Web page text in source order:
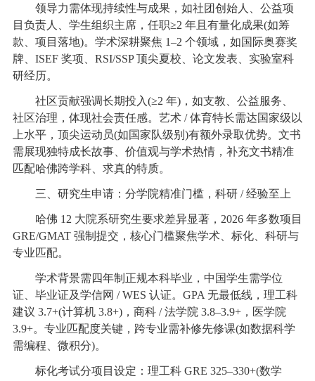
领导力需体现持续性与成果，如社团创始人、公益项
目负责人、学生组织主席，任职≥2 年且有量化成果(如筹
款、项目落地)。学术深耕聚焦 1–2 个领域，如国际奥赛奖
牌、ISEF 奖项、RSI/SSP 顶尖夏校、论文发表、实验室科
研经历。
社区贡献强调长期投入(≥2 年)，如支教、公益服务、
社区治理，体现社会责任感。艺术 / 体育特长需达国家级以
上水平，顶尖运动员(如国家队级别)有额外录取优势。文书
需展现独特成长故事、价值观与学术热情，补充文书精准
匹配哈佛跨学科、求真的特质。
三、研究生申请：分学院精准门槛，科研 / 经验至上
哈佛 12 大院系研究生要求差异显著，2026 年多数项目
GRE/GMAT 强制提交，核心门槛聚焦学术、标化、科研与
专业匹配。
学术背景需四年制正规本科毕业，中国学生需学位
证、毕业证及学信网 / WES 认证。GPA 无最低线，理工科
建议 3.7+(计算机 3.8+)，商科 / 法学院 3.8–3.9+，医学院
3.9+。专业匹配度关键，跨专业需补修先修课(如数据科学
需编程、微积分)。
标化考试分项目设定：理工科 GRE 325–330+(数学